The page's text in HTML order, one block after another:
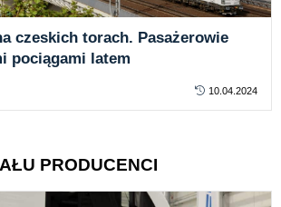
czeskich torach. Pasażerowie
pociągami latem
10.04.2024
PRODUCENCI